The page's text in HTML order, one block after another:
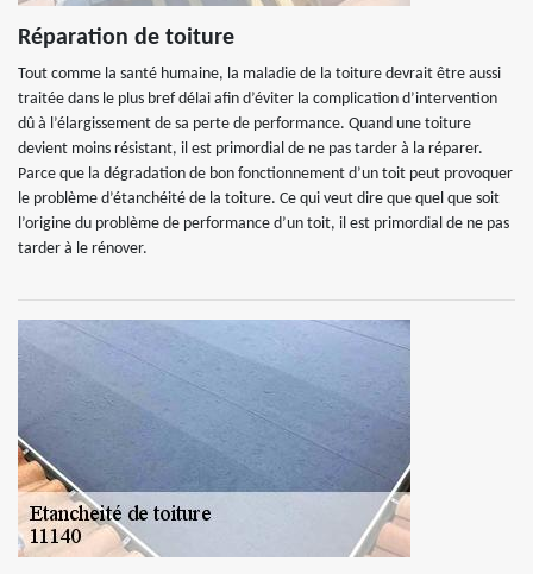
Réparation de toiture
Tout comme la santé humaine, la maladie de la toiture devrait être aussi
traitée dans le plus bref délai afin d’éviter la complication d’intervention
dû à l’élargissement de sa perte de performance. Quand une toiture
devient moins résistant, il est primordial de ne pas tarder à la réparer.
Parce que la dégradation de bon fonctionnement d’un toit peut provoquer
le problème d’étanchéité de la toiture. Ce qui veut dire que quel que soit
l’origine du problème de performance d’un toit, il est primordial de ne pas
tarder à le rénover.